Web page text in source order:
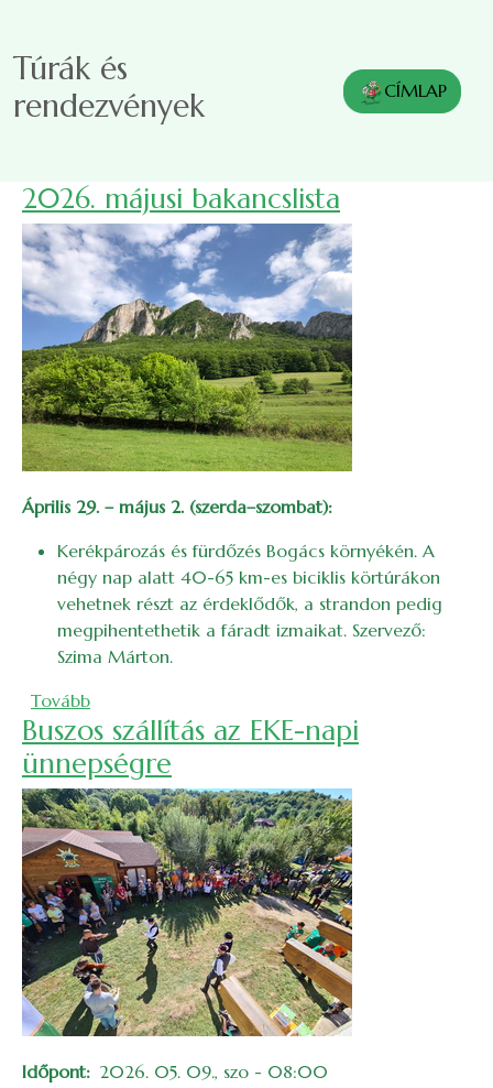
Túrák és
rendezvények
CÍMLAP
2026. májusi bakancslista
Április 29. – május 2. (szerda–szombat):
Kerékpározás és fürdőzés Bogács környékén. A
négy nap alatt 40-65 km-es biciklis körtúrákon
vehetnek részt az érdeklődők, a strandon pedig
megpihentethetik a fáradt izmaikat. Szervező:
Szima Márton.
Tovább(2026. májusi bakancslista)
Buszos szállítás az EKE-napi
ünnepségre
Időpont 2026. 05. 09., szo - 08:00